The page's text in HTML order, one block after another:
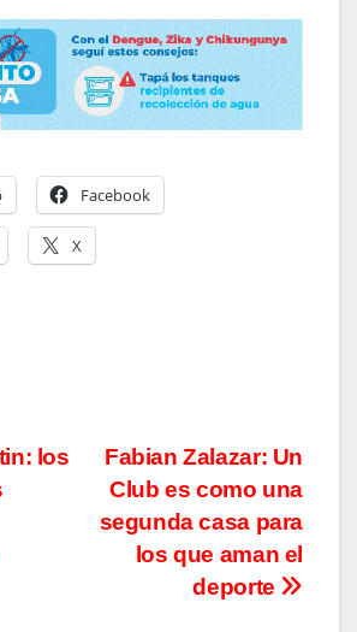
Facebook
X
Fabian Zalazar: Un
Club es como una
segunda casa para
los que aman el
deporte
los